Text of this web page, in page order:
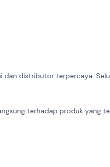
dan distributor terpercaya.
terhadap produk yang